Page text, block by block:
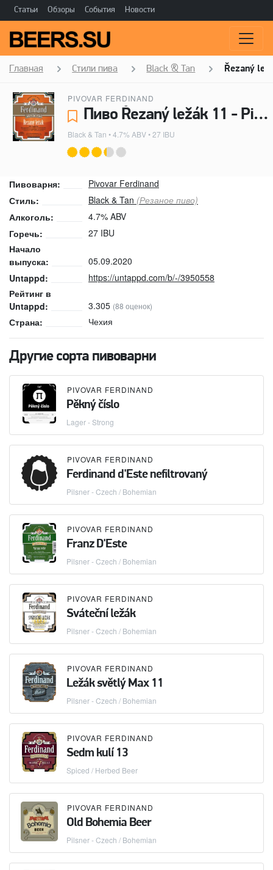
Статьи Обзоры События Новости
Главная Стили пива Black & Tan Řezaný
PIVOVAR FERDINAND
Пиво Řezaný ležák 11 - Pivovar Ferdinand
Black & Tan • 4.7% ABV • 27 IBU
Пивоварня:
Pivovar Ferdinand
Стиль:
Black & Tan (Резаное пиво)
Алкоголь:
4.7% ABV
Горечь:
27 IBU
Начало
выпуска:
05.09.2020
Untappd:
https://untappd.com/b/-/3950558
Рейтинг в
Untappd:
3.305 (88 оценок)
Страна: Чехия
Другие сорта пивоварни
PIVOVAR FERDINAND
Pěkný číslo
Lager - Strong
PIVOVAR FERDINAND
Ferdinand d'Este nefiltrovaný
Pilsner - Czech / Bohemian
PIVOVAR FERDINAND
Franz D'Este
Pilsner - Czech / Bohemian
PIVOVAR FERDINAND
Sváteční ležák
Pilsner - Czech / Bohemian
PIVOVAR FERDINAND
Ležák světlý Max 11
Pilsner - Czech / Bohemian
PIVOVAR FERDINAND
Sedm kulí 13
Spiced / Herbed Beer
PIVOVAR FERDINAND
Old Bohemia Beer
Pilsner - Czech / Bohemian